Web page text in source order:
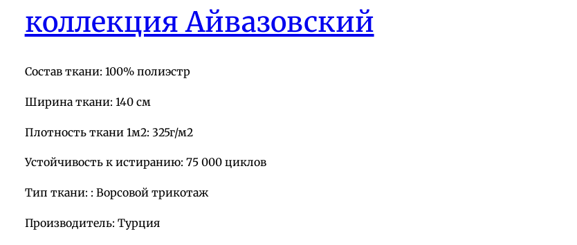
коллекция Айвазовский
Состав ткани: 100% полиэстр
Ширина ткани: 140 см
Плотность ткани 1м2: 325г/м2
Устойчивость к истиранию: 75 000 циклов
Тип ткани: : Ворсовой трикотаж
Производитель: Турция